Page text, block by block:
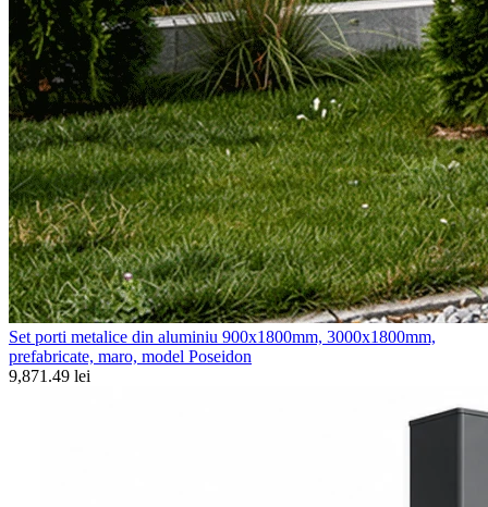
Set porti metalice din aluminiu 900x1800mm, 3000x1800mm,
prefabricate, maro, model Poseidon
9,871.49 lei